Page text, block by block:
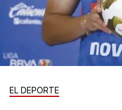
EL DEPORTE